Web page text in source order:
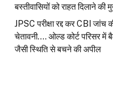
बस्तीवासियों को राहत दिलाने की
JPSC परीक्षा रद्द कर CBI जांच
चेतावनी…. ओल्ड कोर्ट परिसर में
जैसी स्थिति से बचने की अपील